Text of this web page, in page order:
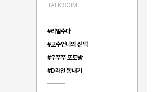
TALK SOIM
#리얼수다
#고수언니의 선택
#우쭈쭈 포토방
#D라인 뽐내기